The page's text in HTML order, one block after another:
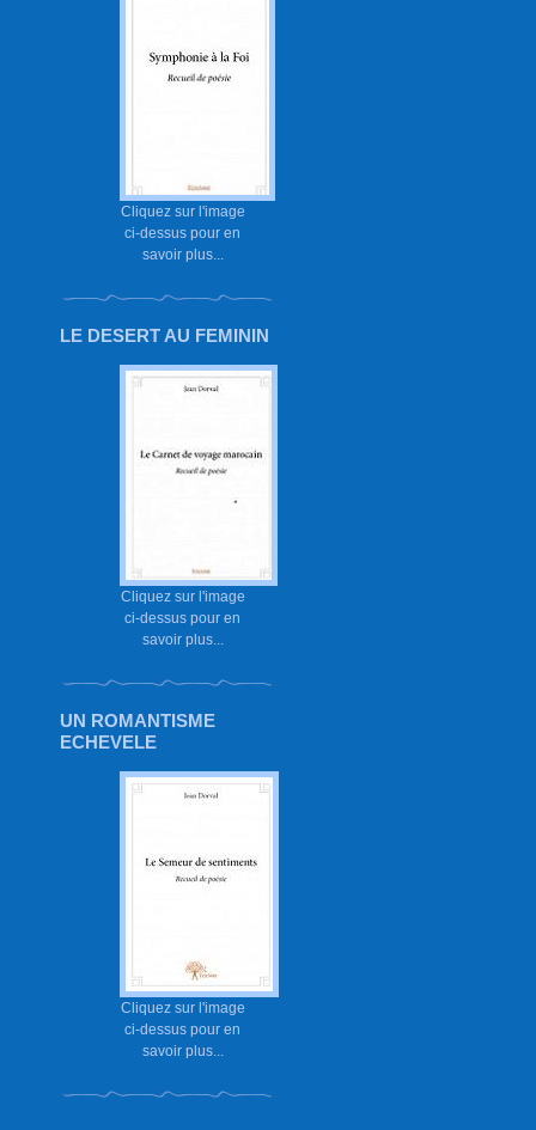
Cliquez sur l'image
ci-dessus pour en
savoir plus...
LE DESERT AU FEMININ
Cliquez sur l'image
ci-dessus pour en
savoir plus...
UN ROMANTISME
ECHEVELE
Cliquez sur l'image
ci-dessus pour en
savoir plus...